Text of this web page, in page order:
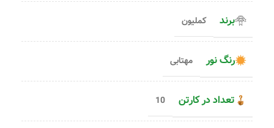
برند کملیون
رنگ نور مهتابی
تعداد در کارتن 10